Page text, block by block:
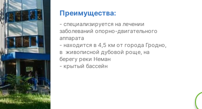
Преимущества:
- специализируется на лечении
заболеваний опорно-двигательного
аппарата
- находится в 4,5 км от города Гродно,
в живописной дубовой роще, на
берегу реки Неман
- крытый бассейн